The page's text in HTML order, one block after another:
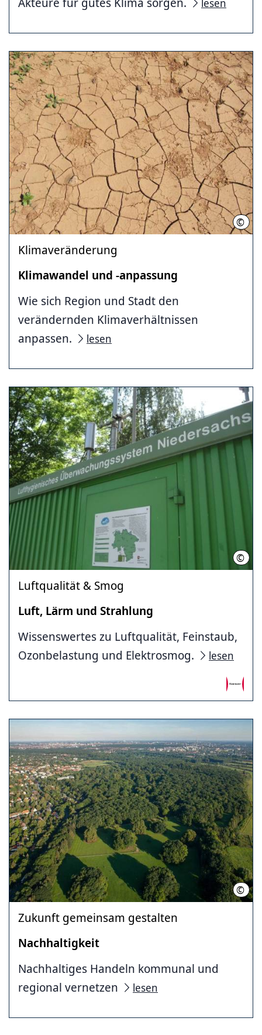
lesen
© LHH
Klimaveränderung
Klimawandel und -anpassung
Wie sich Region und Stadt den
verändernden Klimaverhältnissen
anpassen.
lesen
©
Luftqualität & Smog
Luft, Lärm und Strahlung
Wissenswertes zu Luftqualität, Feinstaub,
Ozonbelastung und Elektrosmog.
lesen
©
Zukunft gemeinsam gestalten
Nachhaltigkeit
Nachhaltiges Handeln kommunal und
regional vernetzen
lesen